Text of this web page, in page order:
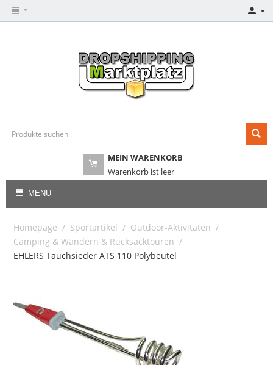
MEIN WARENKORB
Warenkorb ist leer
MENÜ
Homepage / Sportartikel / Outdoor-Aktivitäten /
Camping & Wandern & Rucksacktouren /
EHLERS Tauchsieder ATS 110 Polybeutel